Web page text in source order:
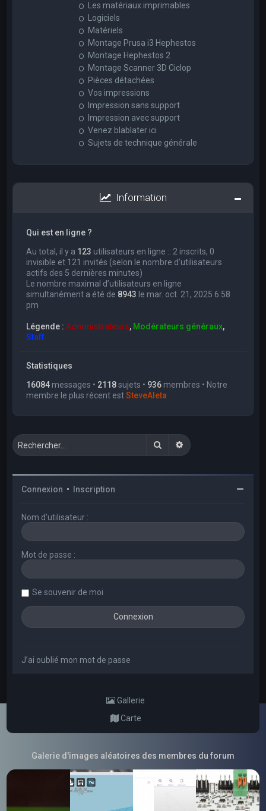
Les matériaux imprimables
Logiciels
Matériels
Montage Prusa i3 Hephestos
Montage Hephestos 2
Montage Scanner 3D Ciclop
Pièces détachées
Vos impressions
Impression sans support
Impression avec support
Venez blablater ici
Sujets de technique générale
Information
Qui est en ligne ?
Au total, il y a 123 utilisateurs en ligne :: 2 inscrits, 0
invisible et 121 invités (selon le nombre d’utilisateurs
actifs des 5 dernières minutes)
Le nombre maximal d’utilisateurs en ligne
simultanément a été de 8943 le mar. oct. 21, 2025 6:58
pm
Légende :Administrateurs, Modérateurs généraux,
Staff
Statistiques
16084 messages • 2118sujets • 936 membres • Notre
membre le plus récent estSteveAleta
RechercherRecherche avancée
Connexion • Inscription
Nom d’utilisateur :
Mot de passe :
Se souvenir de moi
J’ai oublié mon mot de passe
Gallerie
Carte
Galerie d'images aléatoires des membres du forum